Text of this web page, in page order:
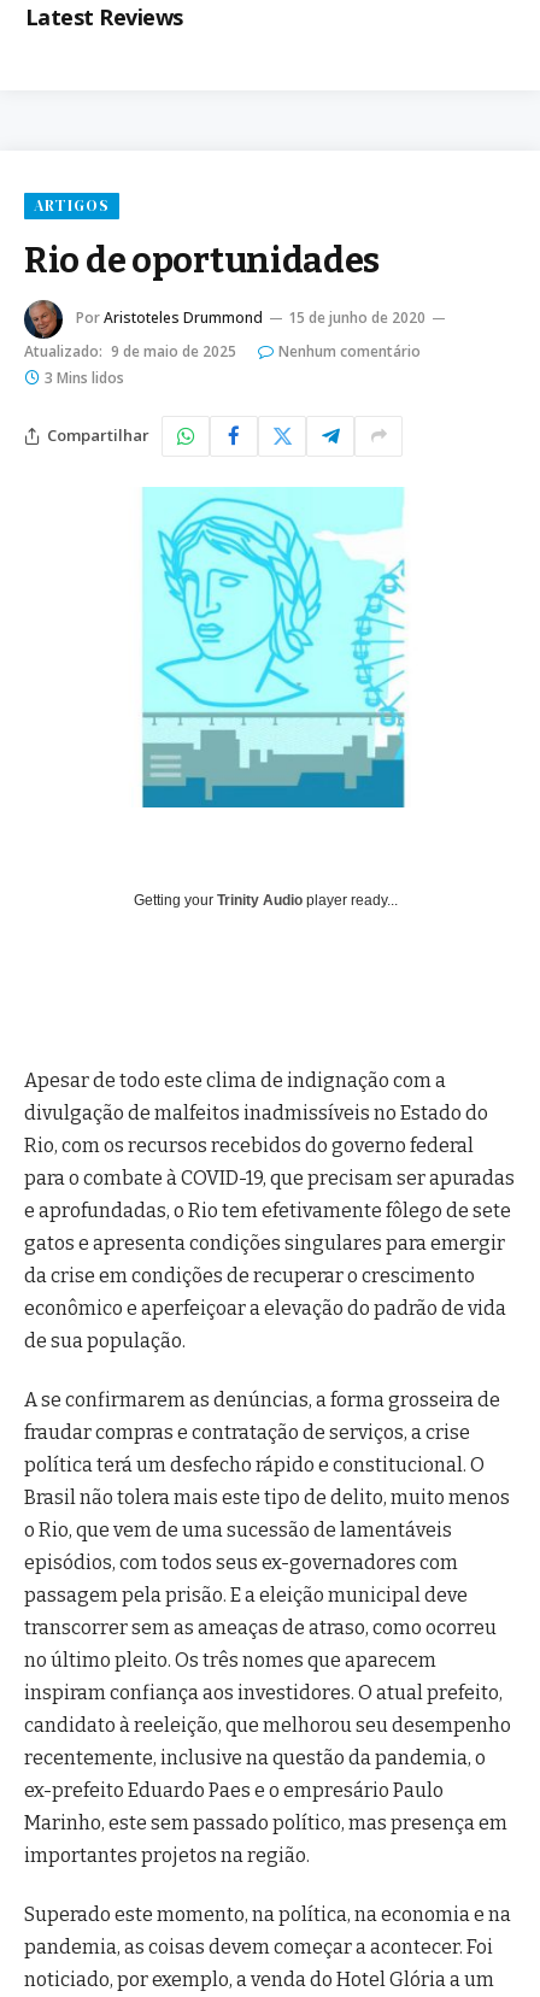
Latest Reviews
ARTIGOS
Rio de oportunidades
PorAristoteles Drummond
15 de junho de 2020
Atualizado: 9 de maio de 2025
Nenhum comentário
3 Mins lidos
Compartilhar
Getting your Trinity Audio player ready...
Apesar de todo este clima de indignação com a
divulgação de malfeitos inadmissíveis no Estado do
Rio, com os recursos recebidos do governo federal
para o combate à COVID-19, que precisam ser apuradas
e aprofundadas, o Rio tem efetivamente fôlego de sete
gatos e apresenta condições singulares para emergir
da crise em condições de recuperar o crescimento
econômico e aperfeiçoar a elevação do padrão de vida
de sua população.
A se confirmarem as denúncias, a forma grosseira de
fraudar compras e contratação de serviços, a crise
política terá um desfecho rápido e constitucional. O
Brasil não tolera mais este tipo de delito, muito menos
o Rio, que vem de uma sucessão de lamentáveis
episódios, com todos seus ex-governadores com
passagem pela prisão. E a eleição municipal deve
transcorrer sem as ameaças de atraso, como ocorreu
no último pleito. Os três nomes que aparecem
inspiram confiança aos investidores. O atual prefeito,
candidato à reeleição, que melhorou seu desempenho
recentemente, inclusive na questão da pandemia, o
ex-prefeito Eduardo Paes e o empresário Paulo
Marinho, este sem passado político, mas presença em
importantes projetos na região.
Superado este momento, na política, na economia e na
pandemia, as coisas devem começar a acontecer. Foi
noticiado, por exemplo, a venda do Hotel Glória a um